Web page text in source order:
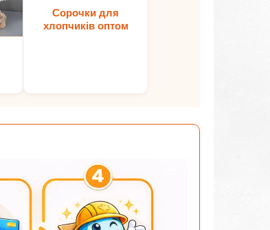
Сорочки для
хлопчиків оптом